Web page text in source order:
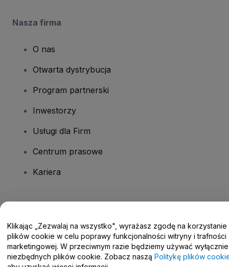
Nasza firma
O nas
Otwarta dystrybucja
Program partnerski
Inwestorzy
Usługi dla Firm
Centrum prasowe
Kariera
Centrum pomocy / Skontaktuj się z nami
Klikając „Zezwalaj na wszystko", wyrażasz zgodę na korzystanie
plików cookie w celu poprawy funkcjonalności witryny i trafności
marketingowej. W przeciwnym razie będziemy używać wyłącznie
niezbędnych plików cookie. Zobacz naszą Politykę plików